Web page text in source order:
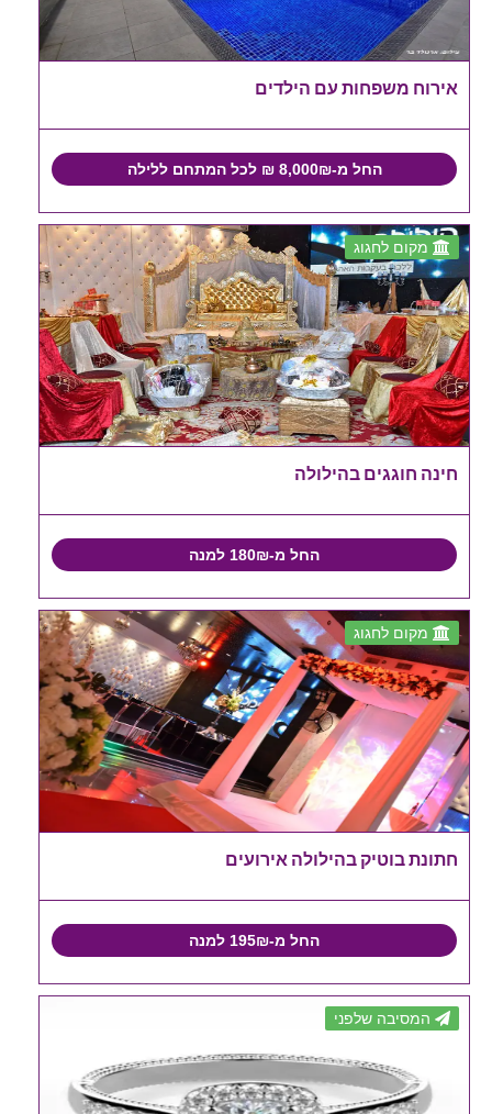
אירוח משפחות עם הילדים
החל מ-8,000₪ ₪ לכל המתחם ללילה
מקום לחגוג
חינה חוגגים בהילולה
החל מ-180₪ למנה
מקום לחגוג
חתונת בוטיק בהילולה אירועים
החל מ-195₪ למנה
המסיבה שלפני